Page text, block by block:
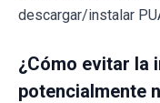
descargar/instalar
¿Cómo evitar la
potencialmente